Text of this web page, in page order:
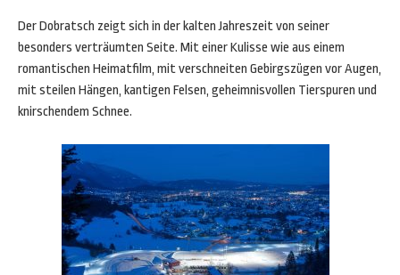
Der Dobratsch zeigt sich in der kalten Jahreszeit von seiner
besonders verträumten Seite. Mit einer Kulisse wie aus einem
romantischen Heimatfilm, mit verschneiten Gebirgszügen vor Augen,
mit steilen Hängen, kantigen Felsen, geheimnisvollen Tierspuren und
knirschendem Schnee.